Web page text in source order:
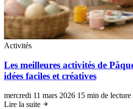
Activités
Les meilleures activités de
idées faciles et créatives
mercredi 11 mars 2026 15 min de lecture
Lire la suite